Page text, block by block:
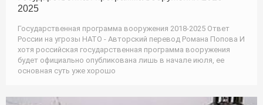
2025
Государственная программа вооружения 2018-2025 Ответ
России на угрозы НАТО - Авторский перевод Романа Попова И
хотя российская государственная программа вооружения
будет официально опубликована лишь в начале июля, ее
основная суть уже хорошо